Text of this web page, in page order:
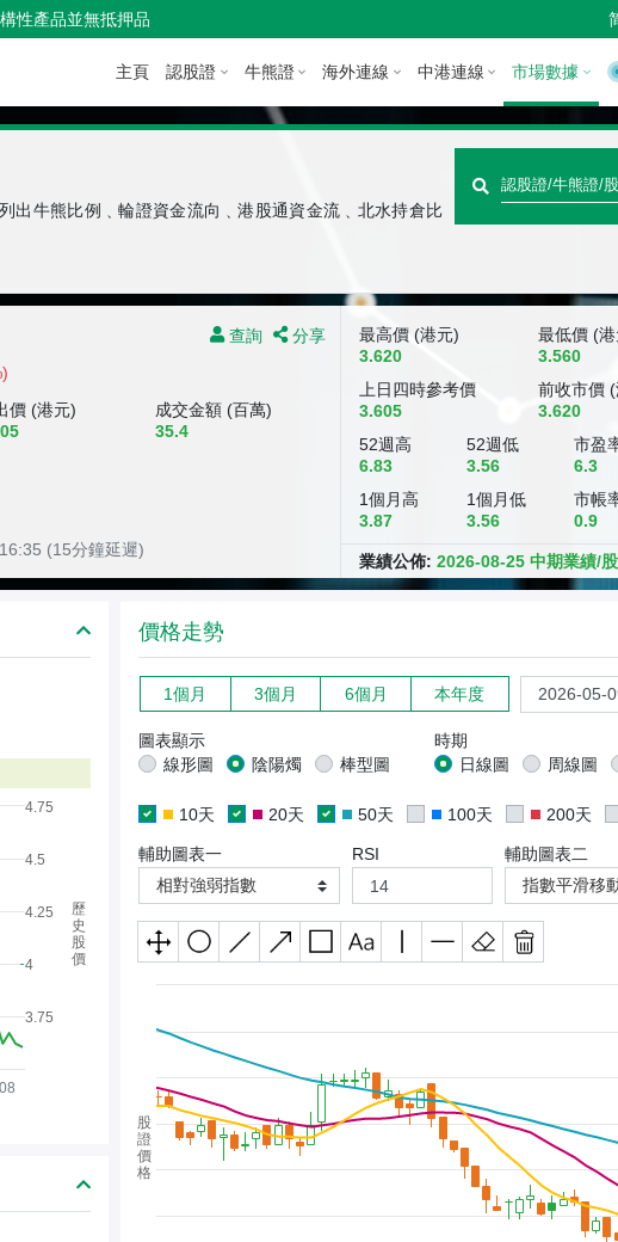
性產品並無抵押品
主頁 認股證 牛熊證 海外連線 中港連線 市場數據
出牛熊比例﹑輪證資金流向﹑港股通資金流﹑北水持倉比
快
速
尋
/
牛
證
股
查詢 分享
價 (港元)
成交金額 (百萬)
35.4
(15分鐘延遲)
最高價 (港元)
3.620
最低價 (
3.560
上日四時參考價
3.605
前收市價
3.620
52週高
6.83
52週低
3.56
市盈
6.3
1個月高
3.87
1個月低
3.56
市帳
0.9
業績公佈:2026-08-25 中期業績/
3.75
4
4.25
4.5
4.75
歷
史
股
價
價格走勢
1個月 3個月 6個月 本年度
圖表顯示
線形圖
陰陽燭 棒型圖
時期
日線圖
周線圖
10天 20天 50天 100天 200天
輔助圖表一
相對強弱指數
RSI
輔助圖表二
指數平滑移
股
證
價
格